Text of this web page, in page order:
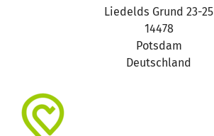
Liedelds Grund 23-25
14478
Potsdam
Deutschland